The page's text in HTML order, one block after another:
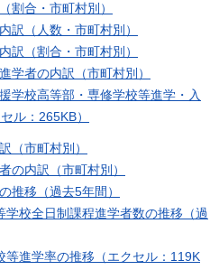
割合・市町村別）
訳（人数・市町村別）
訳（割合・市町村別）
学者の内訳（市町村別）
学校高等部・専修学校等進学・入
ル：265KB）
（市町村別）
の内訳（市町村別）
推移（過去5年間）
校全日制課程進学者数の推移（過
進学率の推移（エクセル：119K